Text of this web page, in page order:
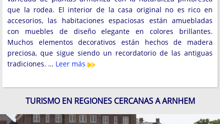
que la rodea. El interior de la casa original no es rico en
accesorios, las habitaciones espaciosas están amuebladas
con muebles de diseño elegante en colores brillantes.
Muchos elementos decorativos están hechos de madera
preciosa, que sigue siendo un recordatorio de las antiguas
tradiciones. … Leer más
TURISMO EN REGIONES CERCANAS A ARNHEM